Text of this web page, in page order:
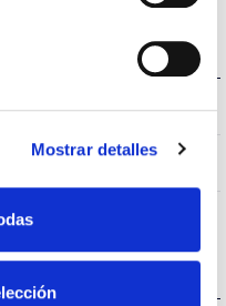
Mostrar detalles
25000
L70 >25.000h